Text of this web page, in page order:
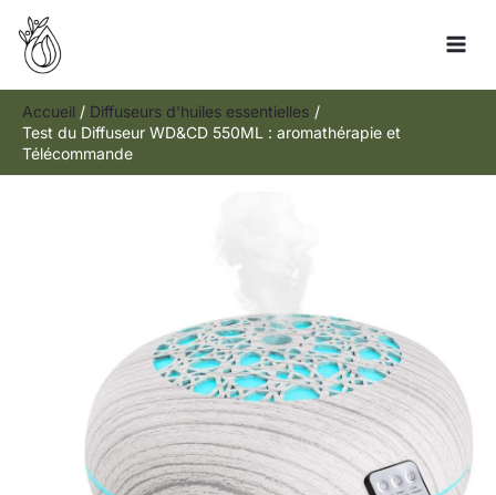
Aller
contenu
Accueil
Diffuseurs d'huiles essentielles
Test du Diffuseur WD&CD 550ML : aromathérapie et
Télécommande
Rechercher